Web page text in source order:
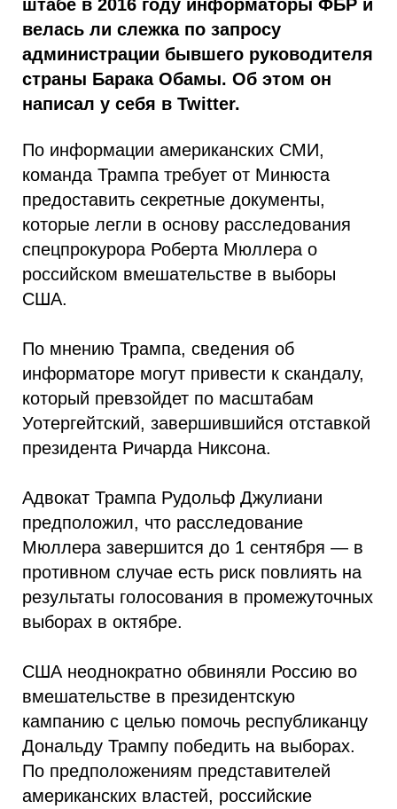
штабе в 2016 году информаторы ФБР и
велась ли слежка по запросу
администрации бывшего руководителя
страны Барака Обамы. Об этом он
написал у себя в Twitter.
По информации американских СМИ,
команда Трампа требует от Минюста
предоставить секретные документы,
которые легли в основу расследования
спецпрокурора Роберта Мюллера о
российском вмешательстве в выборы
США.
По мнению Трампа, сведения об
информаторе могут привести к скандалу,
который превзойдет по масштабам
Уотергейтский, завершившийся отставкой
президента Ричарда Никсона.
Адвокат Трампа Рудольф Джулиани
предположил, что расследование
Мюллера завершится до 1 сентября — в
противном случае есть риск повлиять на
результаты голосования в промежуточных
выборах в октябре.
США неоднократно обвиняли Россию во
вмешательстве в президентскую
кампанию с целью помочь республиканцу
Дональду Трампу победить на выборах.
По предположениям представителей
американских властей, российские